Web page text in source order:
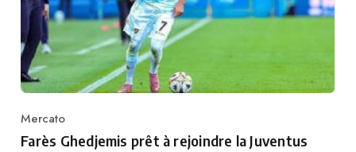
Category
Mercato
Farès Ghedjemis prêt à rejoindre la Juventus